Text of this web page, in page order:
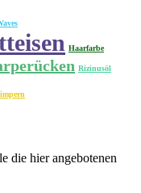
Haarfarbe
Rizinusöl
die hier angebotenen